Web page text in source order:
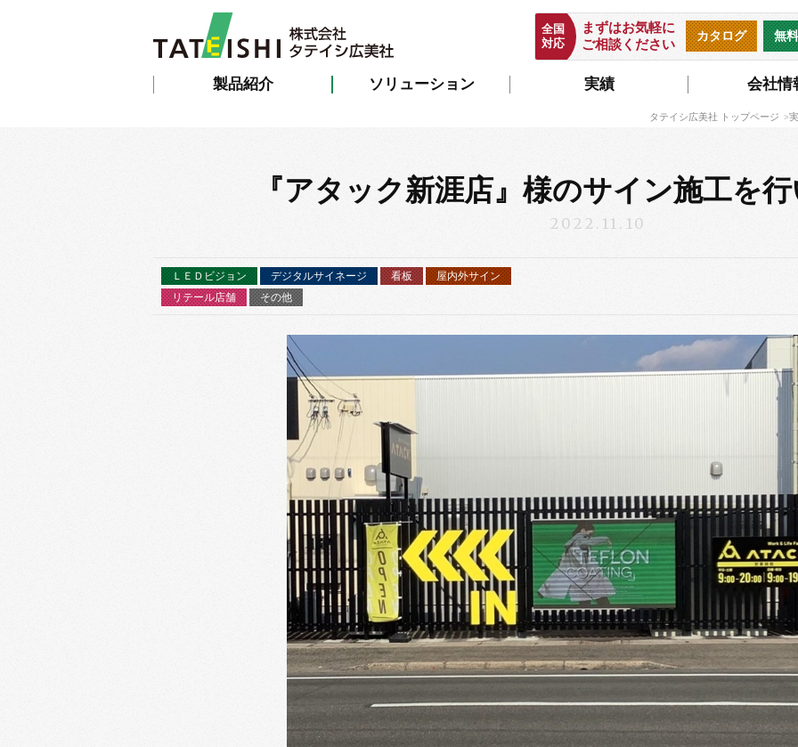
製品紹介 ソリューション 実績 会社情
無
カタログ
まずはお気軽に
ご相談ください
全国
対応
タテイシ広美社 トップページ
『アタック新涯店』様のサイン施工を
2022.11.10
ＬＥＤビジョン デジタルサイネージ 看板
屋内外サイン
リテール店舗
その他